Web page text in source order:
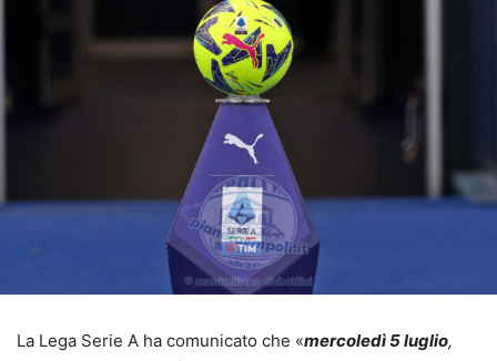
La Lega Serie A ha comunicato che «mercoledì 5 luglio,